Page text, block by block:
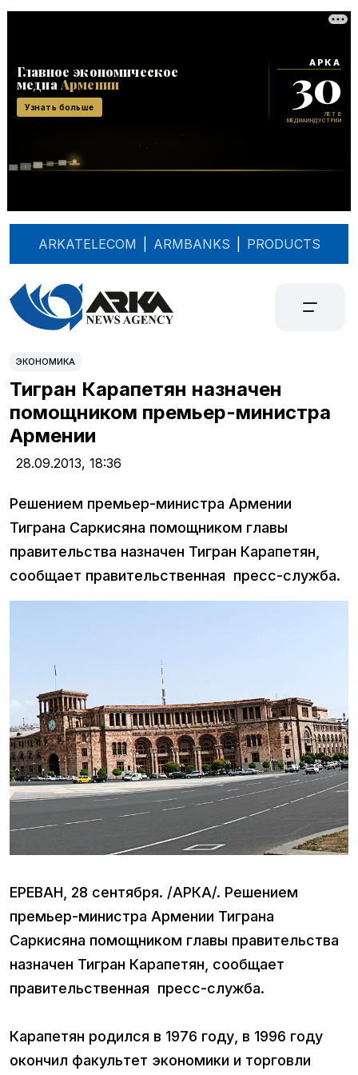
ARKATELECOM ARMBANKS PRODUCTS
ЭКОНОМИКА
Тигран Карапетян назначен
помощником премьер-министра
Армении
28.09.2013, 18:36
Решением премьер-министра Армении
Тиграна Саркисяна помощником главы
правительства назначен Тигран Карапетян,
сообщает правительственная пресс-служба.
ЕРЕВАН, 28 сентября. /АРКА/. Решением
премьер-министра Армении Тиграна
Саркисяна помощником главы правительства
назначен Тигран Карапетян, сообщает
правительственная пресс-служба.
Карапетян родился в 1976 году, в 1996 году
окончил факультет экономики и торговли